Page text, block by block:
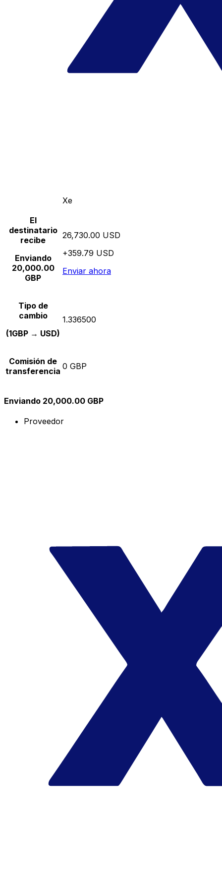
Xe
El
destinatario
recibe
Enviando
20,000.00
GBP
26,730.00 USD
+359.79 USD
Enviar ahora
Tipo de
cambio
(1GBP → USD)
1.336500
Comisión de
transferencia 0 GBP
Enviando 20,000.00 GBP
Proveedor